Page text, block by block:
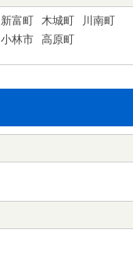
新富町 木城町
川南町
小林市 高原町